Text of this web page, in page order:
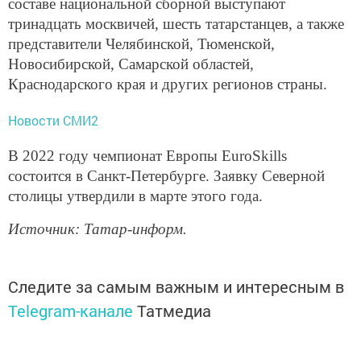
составе национальной сборной выступают
тринадцать москвичей, шесть татарстанцев, а также
представители Челябинской, Тюменской,
Новосибирской, Самарской областей,
Краснодарского края и других регионов страны.
Новости СМИ2
В 2022 году чемпионат Европы EuroSkills
состоится в Санкт-Петербурге. Заявку Северной
столицы утвердили в марте этого года.
Источник: Татар-информ.
Следите за самым важным и интересным в
Telegram-канале Татмедиа